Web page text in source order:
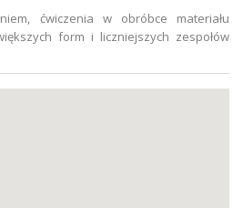
ćwiczenia w obróbce materiału
form i liczniejszych zespołów